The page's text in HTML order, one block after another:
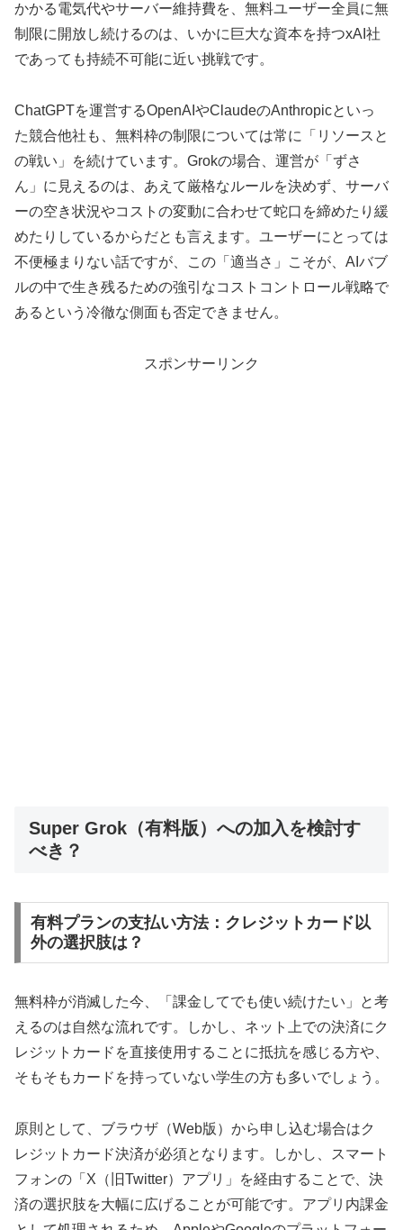
かかる電気代やサーバー維持費を、無料ユーザー全員に無
制限に開放し続けるのは、いかに巨大な資本を持つxAI社
であっても持続不可能に近い挑戦です。
ChatGPTを運営するOpenAIやClaudeのAnthropicといっ
た競合他社も、無料枠の制限については常に「リソースと
の戦い」を続けています。Grokの場合、運営が「ずさ
ん」に見えるのは、あえて厳格なルールを決めず、サーバ
ーの空き状況やコストの変動に合わせて蛇口を締めたり緩
めたりしているからだとも言えます。ユーザーにとっては
不便極まりない話ですが、この「適当さ」こそが、AIバブ
ルの中で生き残るための強引なコストコントロール戦略で
あるという冷徹な側面も否定できません。
スポンサーリンク
Super Grok（有料版）への加入を検討す
べき？
有料プランの支払い方法：クレジットカード以
外の選択肢は？
無料枠が消滅した今、「課金してでも使い続けたい」と考
えるのは自然な流れです。しかし、ネット上での決済にク
レジットカードを直接使用することに抵抗を感じる方や、
そもそもカードを持っていない学生の方も多いでしょう。
原則として、ブラウザ（Web版）から申し込む場合はク
レジットカード決済が必須となります。しかし、スマート
フォンの「X（旧Twitter）アプリ」を経由することで、決
済の選択肢を大幅に広げることが可能です。アプリ内課金